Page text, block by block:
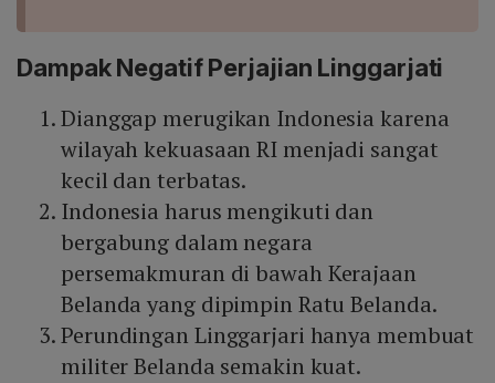
Dampak Negatif Perjajian Linggarjati
Dianggap merugikan Indonesia karena
wilayah kekuasaan RI menjadi sangat
kecil dan terbatas.
Indonesia harus mengikuti dan
bergabung dalam negara
persemakmuran di bawah Kerajaan
Belanda yang dipimpin Ratu Belanda.
Perundingan Linggarjari hanya membuat
militer Belanda semakin kuat.